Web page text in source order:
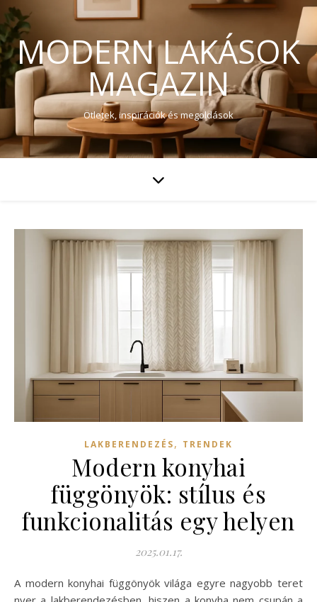
MODERN LAKÁSOK
MAGAZIN
Ötletek, inspirációk és megoldások
LAKBERENDEZÉS, TRENDEK
Modern konyhai
függönyök: stílus és
funkcionalitás egy helyen
2025.01.17.
A modern konyhai függönyök világa egyre nagyobb teret